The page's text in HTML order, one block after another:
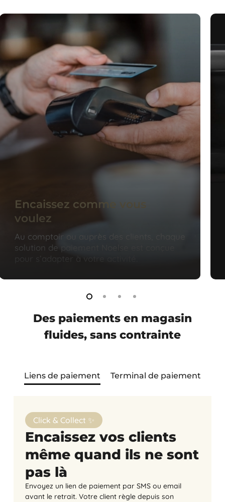
Encaissez comme vous
voulez
Au comptoir ou auprès des clients, chaque
solution de paiement Noelse est conçue
Des paiements en magasin
fluides, sans contrainte
Liens de paiement Terminal de paiement
Click & Collect ✨
Encaissez vos clients
même quand ils ne sont
pas là
Envoyez un lien de paiement par SMS ou email
avant le retrait. Votre client règle depuis son